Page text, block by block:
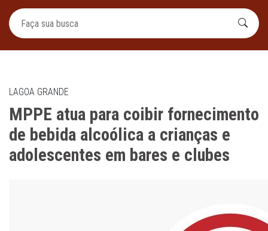
LAGOA GRANDE
MPPE atua para coibir fornecimento
de bebida alcoólica a crianças e
adolescentes em bares e clubes